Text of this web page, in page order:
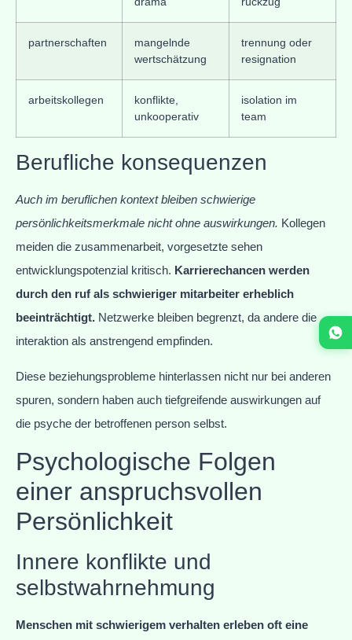
partnerschaften
mangelnde
wertschätzung
trennung oder
resignation
arbeitskollegen
konflikte,
unkooperativ
isolation im
team
Berufliche konsequenzen
Auch im beruflichen kontext bleiben schwierige
persönlichkeitsmerkmale nicht ohne auswirkungen. Kollegen
meiden die zusammenarbeit, vorgesetzte sehen
entwicklungspotenzial kritisch. Karrierechancen werden
durch den ruf als schwieriger mitarbeiter erheblich
beeinträchtigt. Netzwerke bleiben begrenzt, da andere die
interaktion als anstrengend empfinden.
Diese beziehungsprobleme hinterlassen nicht nur bei anderen
spuren, sondern haben auch tiefgreifende auswirkungen auf
die psyche der betroffenen person selbst.
Psychologische Folgen
einer anspruchsvollen
Persönlichkeit
Innere konflikte und
selbstwahrnehmung
Menschen mit schwierigem verhalten erleben oft eine